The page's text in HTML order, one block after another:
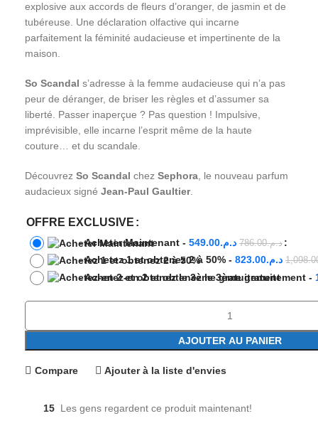
explosive aux accords de fleurs d’oranger, de jasmin et de
tubéreuse. Une déclaration olfactive qui incarne
parfaitement la féminité audacieuse et impertinente de la
maison.
So Scandal s’adresse à la femme audacieuse qui n’a pas
peur de déranger, de briser les règles et d’assumer sa
liberté. Passer inaperçue ? Pas question ! Impulsive,
imprévisible, elle incarne l’esprit même de la haute
couture… et du scandale.
Découvrez So Scandal chez Sephora , le nouveau parfum
audacieux signé Jean-Paul Gaultier.
OFFRE EXCLUSIVE
-Acheter Maintenant - د.م.786.00 د.م.549.00
-Achetez 1 et obtenez 2 à 50% - د.م.823.00
-Achetez-en 2 et obtenez le 3ème gratuitement -
AJOUTER AU PANIER
Compare Ajouter à la liste d'envies
15 Les gens regardent ce produit maintenant!